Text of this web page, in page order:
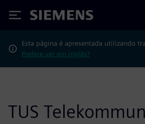
Siemens
Esta página é apresentada utilizando
Prefere ver em inglês?
TUS